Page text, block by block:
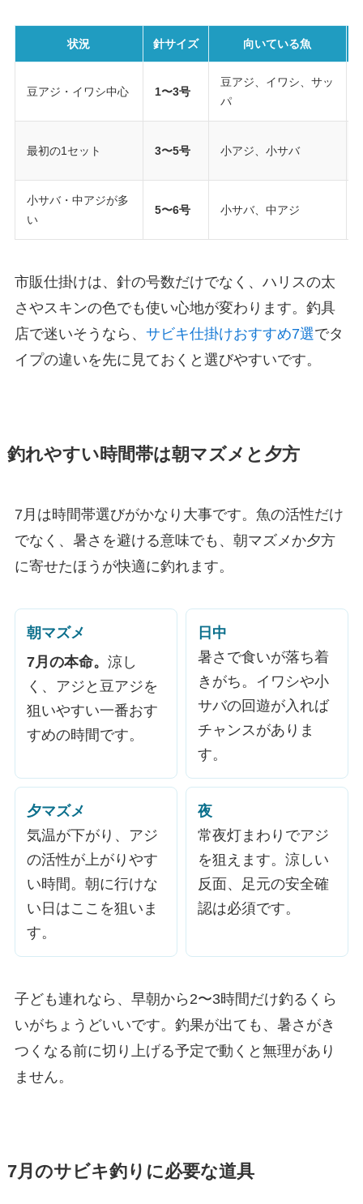
状況 針サイズ 向いている魚
豆アジ・イワシ中心 1〜3号
豆アジ、イワシ、サッ
パ
最初の1セット 3〜5号 小アジ、小サバ
小サバ・中アジが多
い
5〜6号 小サバ、中アジ
市販仕掛けは、針の号数だけでなく、ハリスの太
さやスキンの色でも使い心地が変わります。釣具
店で迷いそうなら、 サビキ仕掛けおすすめ7選でタ
イプの違いを先に見ておくと選びやすいです。
釣れやすい時間帯は朝マズメと夕方
7月は時間帯選びがかなり大事です。魚の活性だけ
でなく、暑さを避ける意味でも、朝マズメか夕方
に寄せたほうが快適に釣れます。
朝マズメ
7月の本命。 涼し
く、アジと豆アジを
狙いやすい一番おす
すめの時間です。
日中
暑さで食いが落ち着
きがち。イワシや小
サバの回遊が入れば
チャンスがありま
す。
夕マズメ
気温が下がり、アジ
の活性が上がりやす
い時間。朝に行けな
い日はここを狙いま
す。
夜
常夜灯まわりでアジ
を狙えます。涼しい
反面、足元の安全確
認は必須です。
子ども連れなら、早朝から2〜3時間だけ釣るくら
いがちょうどいいです。釣果が出ても、暑さがき
つくなる前に切り上げる予定で動くと無理があり
ません。
7月のサビキ釣りに必要な道具